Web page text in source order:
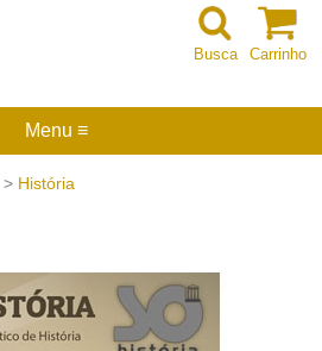
Carrinho
Busca
> História